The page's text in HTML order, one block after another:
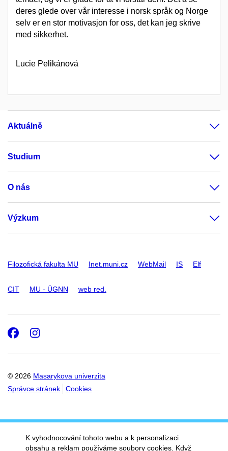
deres glede over vår interesse i norsk språk og Norge
selv er en stor motivasjon for oss, det kan jeg skrive
med sikkerhet.
Lucie Pelikánová
Aktuálně
Studium
O nás
Výzkum
Filozofická fakulta MU Inet.muni.cz WebMail IS Elf
CIT MU - ÚGNN web red.
© 2026 Masarykova univerzita
Správce stránek
Cookies
Facebook
Instagram
K vyhodnocování tohoto webu a k personalizaci
obsahu a reklam používáme soubory cookies. Když